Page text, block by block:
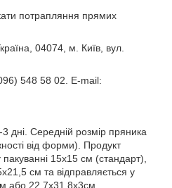
потрапляння прямих
04074, м. Київ, вул.
548 58 02. E-mail:
дні. Cередній розмір пряника
від форми). Продукт
15х15 см (стандарт),
см та відправляється у
або 22.7х31.8х3см.